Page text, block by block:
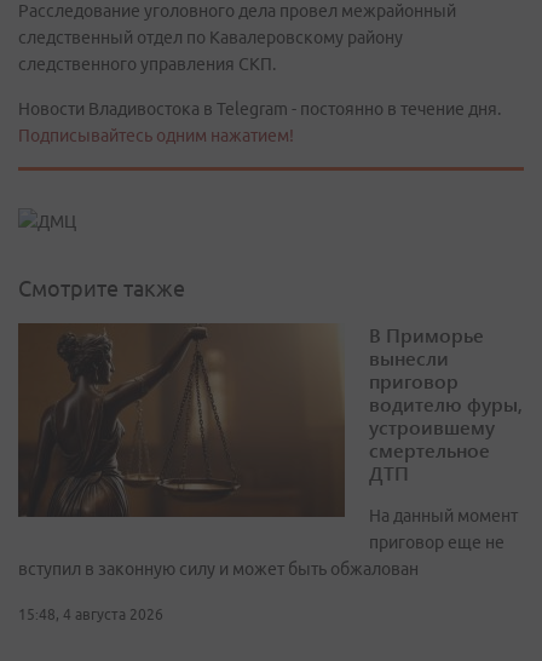
Расследование уголовного дела провел межрайонный
следственный отдел по Кавалеровскому району
следственного управления СКП.
Новости Владивостока в Telegram - постоянно в течение дня.
Подписывайтесь одним нажатием!
Смотрите также
В Приморье
вынесли
приговор
водителю фуры,
устроившему
смертельное
ДТП
На данный момент
приговор еще не
вступил в законную силу и может быть обжалован
15:48, 4 августа 2026